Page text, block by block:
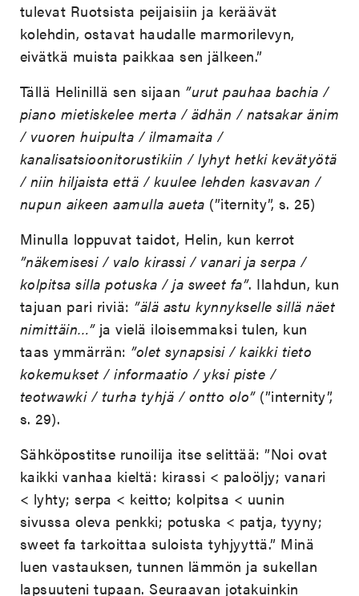
tulevat Ruotsista peijaisiin ja keräävät
kolehdin, ostavat haudalle marmorilevyn,
eivätkä muista paikkaa sen jälkeen.”
Tällä Helinillä sen sijaan ”urut pauhaa bachia /
piano mietiskelee merta / ädhän / natsakar änim
/ vuoren huipulta / ilmamaita /
kanalisatsioonitorustikiin / lyhyt hetki kevätyötä
/ niin hiljaista että / kuulee lehden kasvavan /
nupun aikeen aamulla aueta (”iternity”, s. 25)
Minulla loppuvat taidot, Helin, kun kerrot
”näkemisesi / valo kirassi / vanari ja serpa /
kolpitsa silla potuska / ja sweet fa”. Ilahdun, kun
tajuan pari riviä: ”älä astu kynnykselle sillä näet
nimittäin…”ja vielä iloisemmaksi tulen, kun
taas ymmärrän: ”olet synapsisi / kaikki tieto
kokemukset / informaatio / yksi piste /
teotwawki / turha tyhjä / ontto olo”(”internity”,
s. 29).
Sähköpostitse runoilija itse selittää: ”Noi ovat
kaikki vanhaa kieltä: kirassi < paloöljy; vanari
< lyhty; serpa < keitto; kolpitsa < uunin
sivussa oleva penkki; potuska < patja, tyyny;
sweet fa tarkoittaa suloista tyhjyyttä.” Minä
luen vastauksen, tunnen lämmön ja sukellan
lapsuuteni tupaan. Seuraavan jotakuinkin